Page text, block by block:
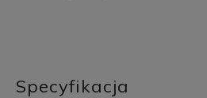
Specyfikacja